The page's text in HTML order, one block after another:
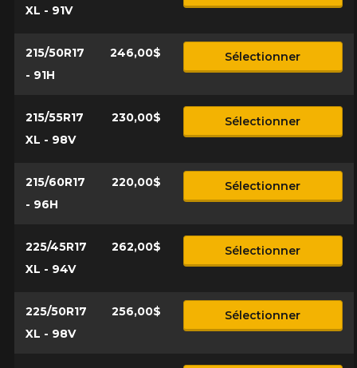
XL - 91V
215/50R17
- 91H
246,00$ Sélectionner
215/55R17
XL - 98V
230,00$ Sélectionner
215/60R17
- 96H
220,00$ Sélectionner
225/45R17
XL - 94V
262,00$ Sélectionner
225/50R17
XL - 98V
256,00$ Sélectionner